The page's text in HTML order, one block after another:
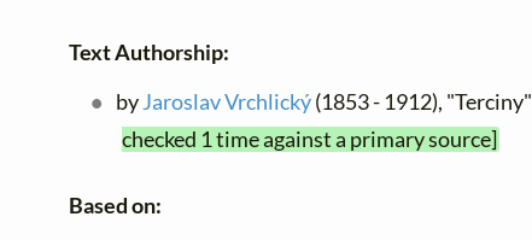
Text Authorship:
byJaroslav Vrchlický(1853 - 1912), "Terciny"
checked 1 time against a primary source]
Based on: